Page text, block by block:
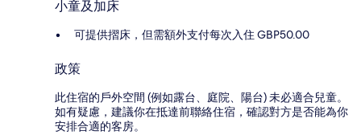
小童及加床
可提供摺床，但需額外支付每次入住 GBP50.00
政策
此住宿的戶外空間 (例如露台、庭院、陽台) 未必適合兒童。
如有疑慮，建議你在抵達前聯絡住宿，確認對方是否能為你
安排合適的客房。